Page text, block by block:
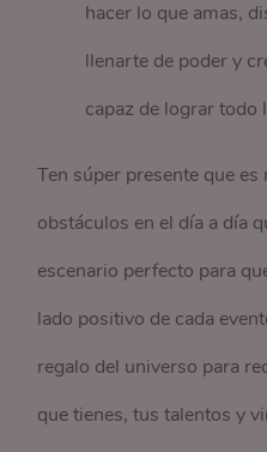
hacer lo que amas,
llenarte de poder y
capaz de lograr todo
Ten súper presente que
obstáculos en el día a día
escenario perfecto para
lado positivo de cada
regalo del universo para
que tienes, tus talentos y